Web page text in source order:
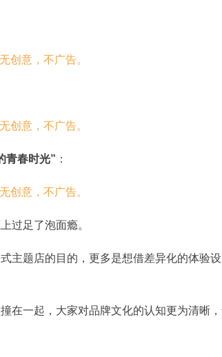
青春时光” ：
过足了泡面瘾。
主题店的目的，更多是想借差异化的体验设
在一起，大家对品牌文化的认知更为清晰